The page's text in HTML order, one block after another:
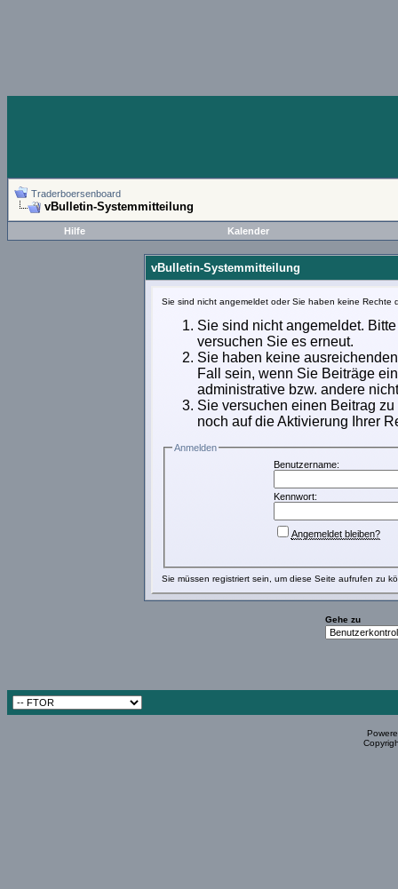
Traderboersenboard
vBulletin-Systemmitteilung
Hilfe Kalender
vBulletin-Systemmitteilung
Sie sind nicht angemeldet oder Sie haben keine
Sie sind nicht angemeldet.
versuchen Sie es erneut.
Sie haben keine
Fall sein, wenn Sie Beiträge
administrative bzw. andere
Sie versuchen einen Beitrag
noch auf die Aktivierung Ihrer
Anmelden
Benutzername:
Kennwort:
Angemeldet bleiben?
Sie müssen registriert sein, um diese Seite aufrufen zu
Gehe zu